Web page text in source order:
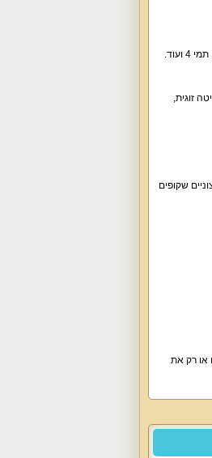
מתחם האירוח הראשי כולל 3 סוויטת שינה זוגיות, סלון מרווח עם קיר מסכים ומערכת קולנוע ביתית, מטבח עם תנור אפייה, כלים, פינת אוכל, תמי 4 ועוד.
זוגית,
שקופים
או רק את